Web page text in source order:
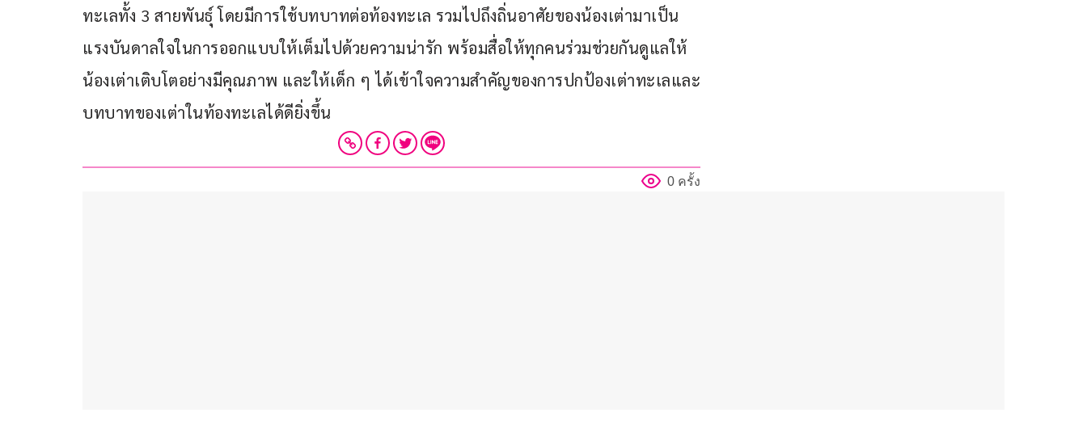
ทะเลทั้ง 3 สายพันธุ์ โดยมีการใช้บทบาทต่อท้องทะเล รวมไปถึงถิ่นอาศัยของน้องเต่ามาเป็น
แรงบันดาลใจในการออกแบบให้เต็มไปด้วยความน่ารัก พร้อมสื่อให้ทุกคนร่วมช่วยกันดูแลให้
น้องเต่าเติบโตอย่างมีคุณภาพ และให้เด็ก ๆ ได้เข้าใจความสำคัญของการปกป้องเต่าทะเลและ
บทบาทของเต่าในท้องทะเลได้ดียิ่งขึ้น
0 ครั้ง